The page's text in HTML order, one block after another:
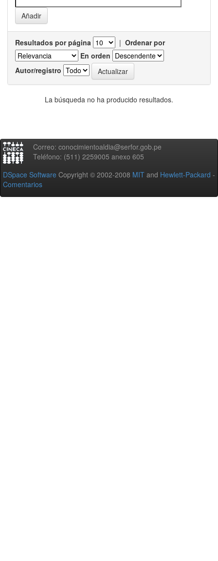
Resultados por página | Ordenar por
En orden
Autor/registro
La búsqueda no ha producido resultados.
Correo: conocimientoaldia@serfor.gob.pe
Teléfono: (511) 2259005 anexo 605
DSpace Software Copyright © 2002-2008 MIT and Hewlett-Packard -
Comentarios